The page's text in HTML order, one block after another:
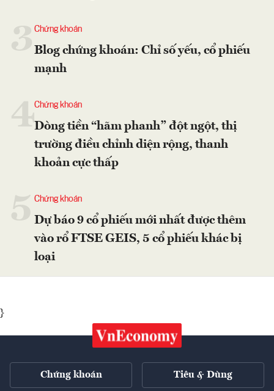
Chứng khoán
Blog chứng khoán: Chỉ số yếu, cổ phiếu
mạnh
4Chứng khoán
Dòng tiền “hãm phanh” đột ngột, thị
trường điều chỉnh diện rộng, thanh
khoản cực thấp
Chứng khoán
Dự báo 9 cổ phiếu mới nhất được thêm
vào rổ FTSE GEIS, 5 cổ phiếu khác bị
loại
}
Chứng khoán Tiêu & Dùng